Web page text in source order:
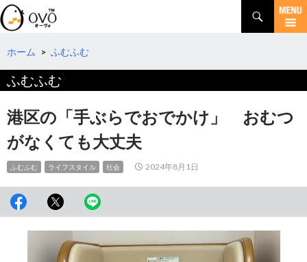
検
索
コ
テ
へ
移
動
ホーム > ふむふむ
ふむふむ
港区の「手ぶらでおでかけ」 おむつ
がなくても大丈夫
ふむふむ ライフスタイル 社会 2024年8月1日